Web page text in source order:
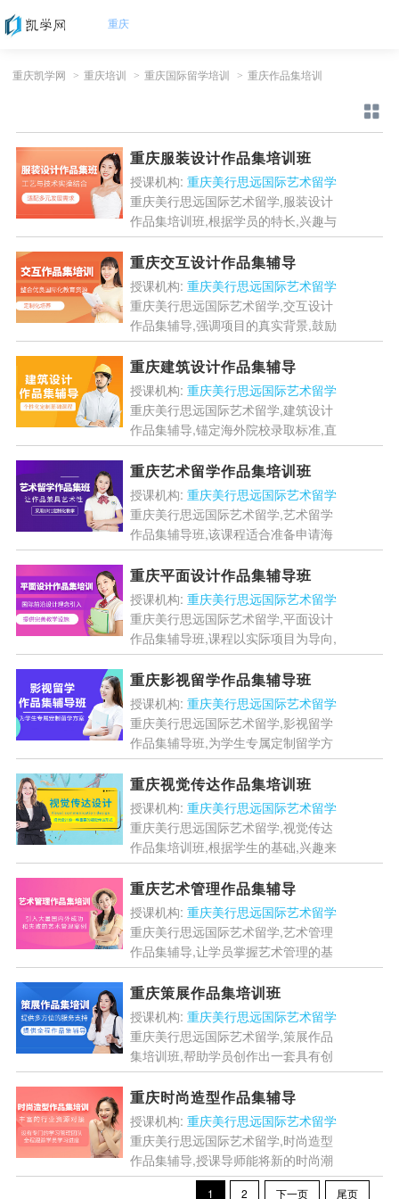
重庆
重庆凯学网 > 重庆培训 > 重庆国际留学培训 > 重庆作品集培训
重庆服装设计作品集培训班
授课机构: 重庆美行思远国际艺术留学
重庆美行思远国际艺术留学,服装设计
作品集培训班,根据学员的特长,兴趣与
目标院校,为学员匹配专业老师.老师一
对一辅导,针对学员的作品进行深度剖
析与优化建议,挖掘学...[详情]
重庆交互设计作品集辅导
授课机构: 重庆美行思远国际艺术留学
重庆美行思远国际艺术留学,交互设计
作品集辅导,强调项目的真实背景,鼓励
学员从实际问题出发(如改造校园内的
借阅系统,优化社区服务平台),或参与企
业合作的真实课题....[详情]
重庆建筑设计作品集辅导
授课机构: 重庆美行思远国际艺术留学
重庆美行思远国际艺术留学,建筑设计
作品集辅导,锚定海外院校录取标准,直
击前沿课题,突破创作难点,提术水准;空
间科系个性化定制基础课程,注重理论
体系与技法实践之间...[详情]
重庆艺术留学作品集培训班
授课机构: 重庆美行思远国际艺术留学
重庆美行思远国际艺术留学,艺术留学
作品集辅导班,该课程适合准备申请海
外艺术院校,准备进行作品集制作的学
员学习,分为本科阶段和研究生阶段的
讲解,当然学习周期根据学...[详情]
重庆平面设计作品集辅导班
授课机构: 重庆美行思远国际艺术留学
重庆美行思远国际艺术留学,平面设计
作品集辅导班,课程以实际项目为导向,
让学员在完成项目的过程中学习与成
长.每个项目都模拟真实的设计工作场
景,从客户需求分析,创意...[详情]
重庆影视留学作品集辅导班
授课机构: 重庆美行思远国际艺术留学
重庆美行思远国际艺术留学,影视留学
作品集辅导班,为学生专属定制留学方
案,提供一站式的留学服务,帮助学员成
功完成作品集的创作....[详情]
重庆视觉传达作品集培训班
授课机构: 重庆美行思远国际艺术留学
重庆美行思远国际艺术留学,视觉传达
作品集培训班,根据学生的基础,兴趣来
制定项目内容,以学生为中心.传递多面
的专业知识,递进式教学,有利于学生吸
收....[详情]
重庆艺术管理作品集辅导
授课机构: 重庆美行思远国际艺术留学
重庆美行思远国际艺术留学,艺术管理
作品集辅导,让学员掌握艺术管理的基
础理论知识,构建完整的知识体系,包括
艺术管理的概念,发展历程,艺术市场结
构,法规伦理等方面内...[详情]
重庆策展作品集培训班
授课机构: 重庆美行思远国际艺术留学
重庆美行思远国际艺术留学,策展作品
集培训班,帮助学员创作出一套具有创
新性,专业性和完整性的策展作品集,作
品集中的项目应能够充分展示学员能
力....[详情]
重庆时尚造型作品集辅导
授课机构: 重庆美行思远国际艺术留学
重庆美行思远国际艺术留学,时尚造型
作品集辅导,授课导师能将新的时尚潮
流趋势,行业技术和创新理念带入课堂.
1 2 下一页 尾页